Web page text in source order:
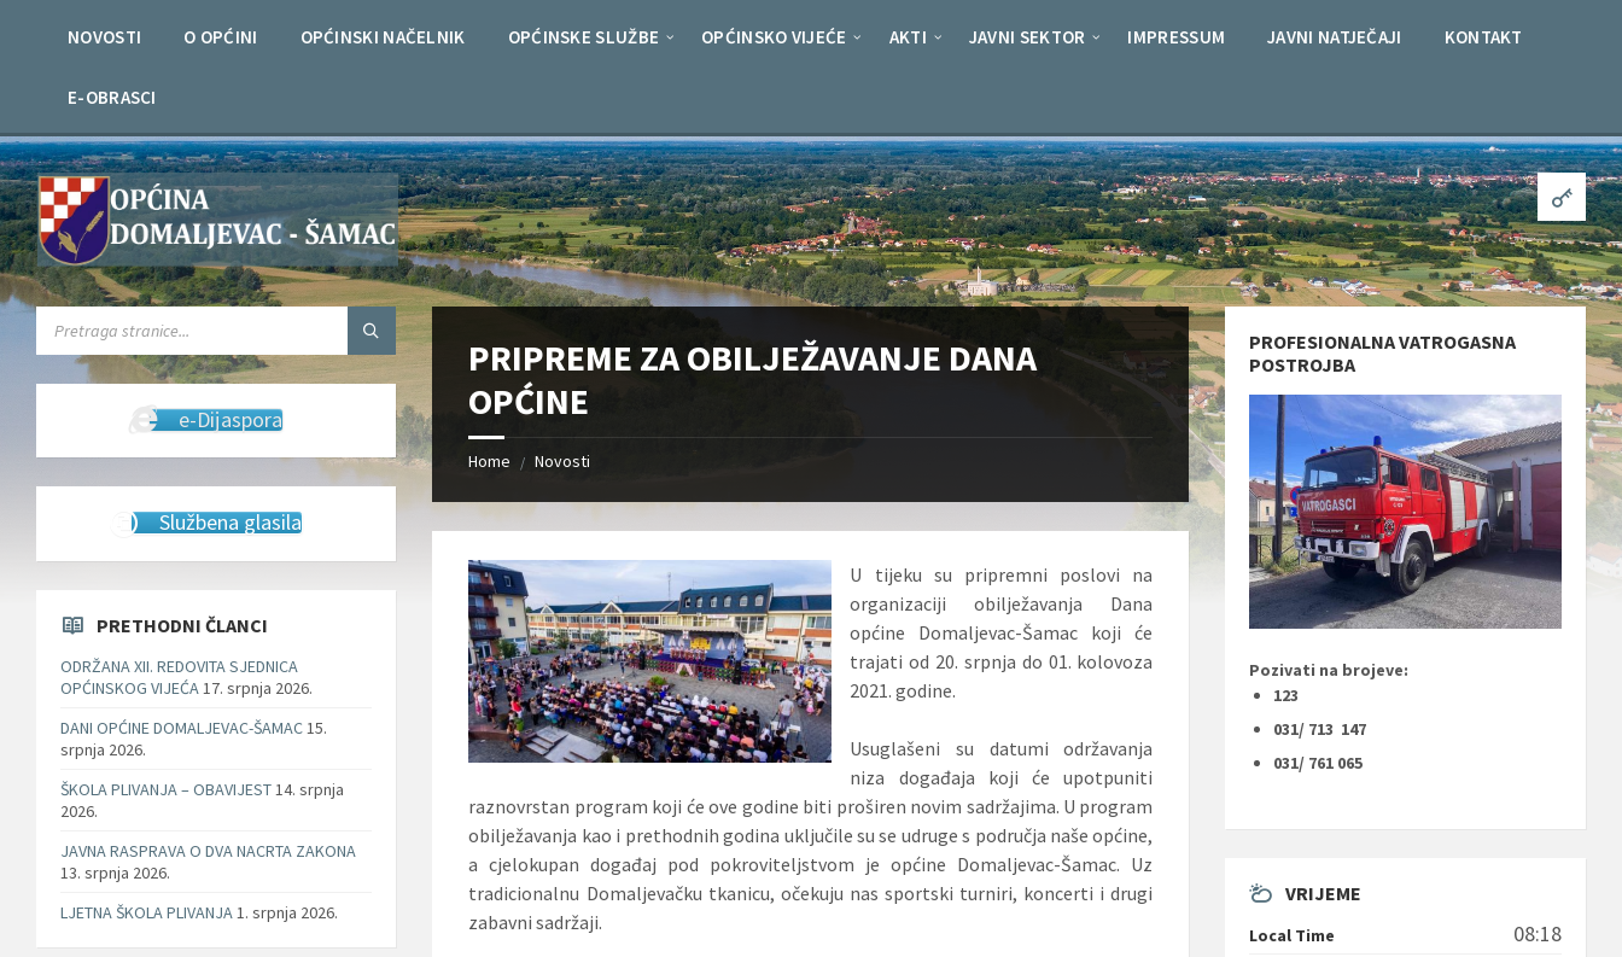
NOVOSTI O OPĆINI OPĆINSKI NAČELNIK OPĆINSKE SLUŽBE OPĆINSKO VIJEĆE AKTI JAVNI SEKTOR IMPRESSUM JAVNI NATJEČAJI KONTAKT
E-OBRASCI
PRIPREME ZA OBILJEŽAVANJE DANA
OPĆINE
Home / Novosti
U tijeku su pripremni poslovi na
organizaciji obilježavanja Dana
općine Domaljevac-Šamac koji će
trajati od 20. srpnja do 01. kolovoza
2021. godine.
Usuglašeni su datumi održavanja
niza događaja koji će upotpuniti
raznovrstan program koji će ove godine biti proširen novim sadržajima. U program
obilježavanja kao i prethodnih godina uključile su se udruge s područja naše općine,
a cjelokupan događaj pod pokroviteljstvom je općine Domaljevac-Šamac. Uz
tradicionalnu Domaljevačku tkanicu, očekuju nas sportski turniri, koncerti i drugi
zabavni sadržaji.
SEARCH:
e-Dijaspora
Službena glasila
PRETHODNI ČLANCI
ODRŽANA XII. REDOVITA SJEDNICA
OPĆINSKOG VIJEĆA17. srpnja 2026.
DANI OPĆINE DOMALJEVAC-ŠAMAC15.
srpnja 2026.
ŠKOLA PLIVANJA – OBAVIJEST14. srpnja
2026.
JAVNA RASPRAVA O DVA NACRTA ZAKONA
13. srpnja 2026.
LJETNA ŠKOLA PLIVANJA1. srpnja 2026.
PROFESIONALNA VATROGASNA
POSTROJBA
Pozivati na brojeve:
123
031/ 713 147
031/ 761 065
VRIJEME
Local Time 08:18